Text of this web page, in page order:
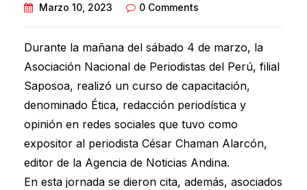
Marzo 10, 2023
0 Comments
Durante la mañana del sábado 4 de marzo, la
Asociación Nacional de Periodistas del Perú, filial
Saposoa, realizó un curso de capacitación,
denominado Ética, redacción periodística y
opinión en redes sociales que tuvo como
expositor al periodista César Chaman Alarcón,
editor de la Agencia de Noticias Andina.
En esta jornada se dieron cita, además, asociados